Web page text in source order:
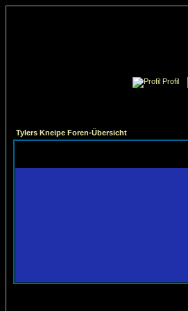
Profil
Tylers Kneipe Foren-Übersicht